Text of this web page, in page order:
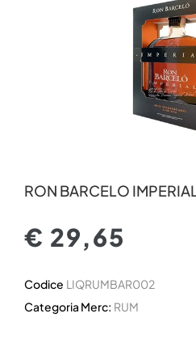
RON BARCELO
€ 29,65
Codice LIQRUMBAR002
Categoria Merc: RUM